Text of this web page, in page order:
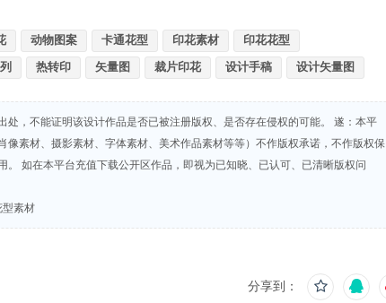
动物图案 卡通花型 印花素材 印花花型
热转印 矢量图 裁片印花 设计手稿 设计矢量图
处，不能证明该设计作品是否已被注册版权、是否存在侵权的可能。 遂：本平
像素材、摄影素材、字体素材、美术作品素材等等）不作版权承诺，不作版权保
如在本平台充值下载公开区作品，即视为已知晓、已认可、已清晰版权问
型素材
分享到：